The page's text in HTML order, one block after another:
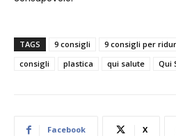
TAGS 9 consigli
9 consigli per
consigli
plastica qui salute Qui
Facebook X